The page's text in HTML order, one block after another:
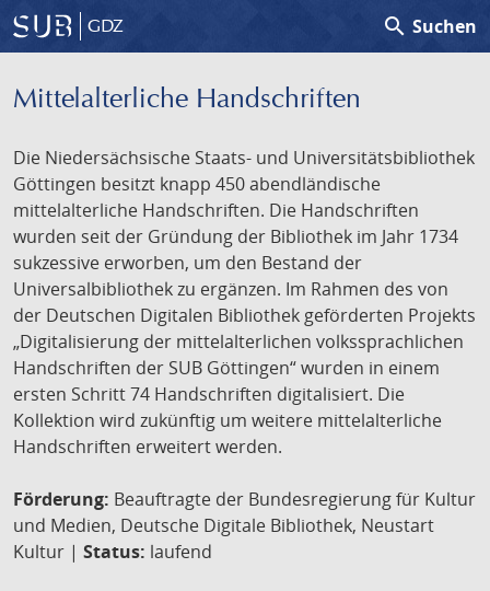
GDZ search Suchen
Mittelalterliche Handschriften
Die Niedersächsische Staats- und Universitätsbibliothek
Göttingen besitzt knapp 450 abendländische
mittelalterliche Handschriften. Die Handschriften
wurden seit der Gründung der Bibliothek im Jahr 1734
sukzessive erworben, um den Bestand der
Universalbibliothek zu ergänzen. Im Rahmen des von
der Deutschen Digitalen Bibliothek geförderten Projekts
„Digitalisierung der mittelalterlichen volkssprachlichen
Handschriften der SUB Göttingen“ wurden in einem
ersten Schritt 74 Handschriften digitalisiert. Die
Kollektion wird zukünftig um weitere mittelalterliche
Handschriften erweitert werden.
Förderung: Beauftragte der Bundesregierung für Kultur
und Medien, Deutsche Digitale Bibliothek, Neustart
Kultur | Status: laufend